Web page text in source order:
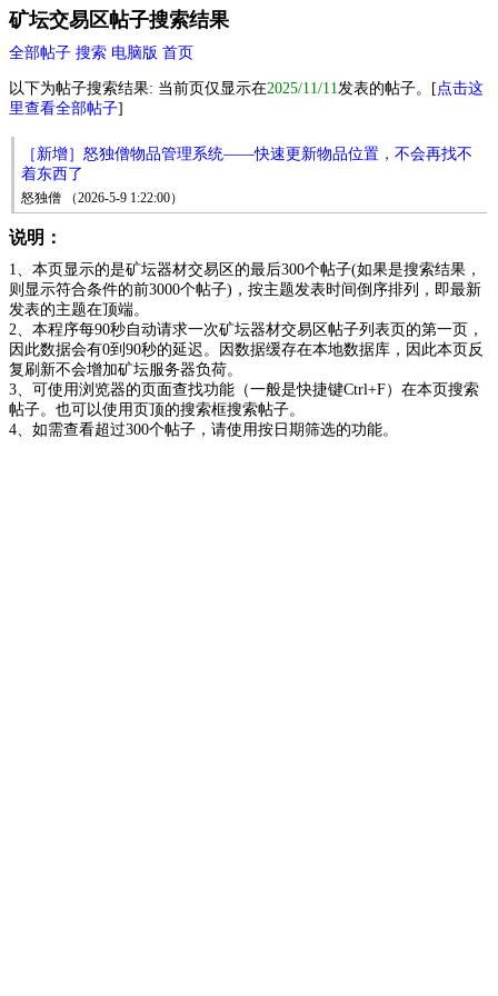
矿坛交易区帖子搜索结果
全部帖子 搜索 电脑版 首页
以下为帖子搜索结果: 当前页仅显示在2025/11/11发表的帖子。[点击这
里查看全部帖子]
［新增］怒独僧物品管理系统——快速更新物品位置，不会再找不
着东西了
怒独僧 （2026-5-9 1:22:00）
说明：
1、本页显示的是矿坛器材交易区的最后300个帖子(如果是搜索结果，
则显示符合条件的前3000个帖子)，按主题发表时间倒序排列，即最新
发表的主题在顶端。
2、本程序每90秒自动请求一次矿坛器材交易区帖子列表页的第一页，
因此数据会有0到90秒的延迟。因数据缓存在本地数据库，因此本页反
复刷新不会增加矿坛服务器负荷。
3、可使用浏览器的页面查找功能（一般是快捷键Ctrl+F）在本页搜索
帖子。也可以使用页顶的搜索框搜索帖子。
4、如需查看超过300个帖子，请使用按日期筛选的功能。